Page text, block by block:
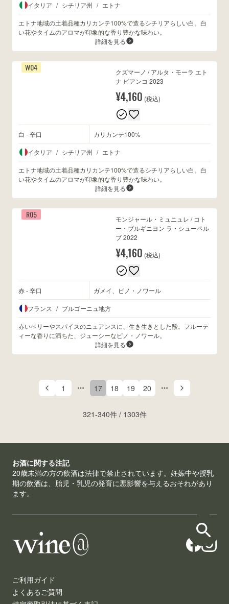
イタリア / シチリア州 / エトナ
エトナ地域の土着品種カリカンテ100%で造るシチリアらしい白。白
い花やタイムのアロマが印象的な香り豊かな味わい。
詳細を見る
W04
クズマーノ / アルタ・モーラ エト
ナ ビアンコ 2023
¥4,160 (税込)
白 - 辛口 カリカンテ100%
イタリア / シチリア州 / エトナ
エトナ地域の土着品種カリカンテ100%で造るシチリアらしい白。白
い花やタイムのアロマが印象的な香り豊かな味わい。
詳細を見る
R05
モンジャール・ミュニュレ / コト
ー・ブルギニヨン ラ・シューペル
ブ 2022
¥4,160 (税込)
赤 - 辛口 ガメイ、ピノ・ノワール
フランス / ブルゴーニュ地方
赤いベリーやスパイスのニュアンスに、生き生きとした酸。フルーテ
ィーな香りに満ちた、ジューシーなピノ・ノワール。
詳細を見る
1 More pages
17 18 19 20 More pages
321-340件 / 1303件
お酒に関する注記
20歳未満の方の飲酒は法律で禁止されています。妊娠中や授乳
期の飲酒は、胎児・乳児の発育に悪影響を与えるおそれがあり
ます。
ご利用ガイド
よくあるご質問